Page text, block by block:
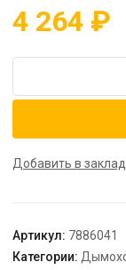
4 264 ₽
Gassero
дымохода
(Ø100
мм
Добавить в
Артикул: 7886041
Категории: